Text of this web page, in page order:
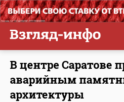
В центре Саратове
аварийным
архитектуры